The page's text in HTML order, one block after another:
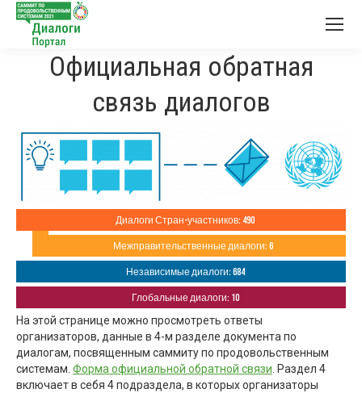
Официальная обратная
связь диалогов
Диалоги Стран-участников: 490
Межправительственные диалоги: 6
Независимые диалоги: 684
Глобальные диалоги: 10
На этой странице можно просмотреть ответы
организаторов, данные в 4-м разделе документа по
диалогам, посвященным саммиту по продовольственным
системам. Форма официальной обратной связи . Раздел 4
включает в себя 4 подраздела, в которых организаторы